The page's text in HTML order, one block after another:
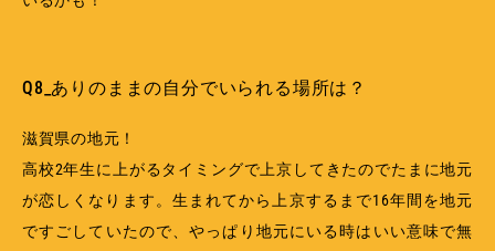
Q8_ありのままの自分でいられる場所は？
滋賀県の地元！
高校2年生に上がるタイミングで上京してきたのでたまに地元
が恋しくなります。生まれてから上京するまで16年間を地元
ですごしていたので、やっぱり地元にいる時はいい意味で無